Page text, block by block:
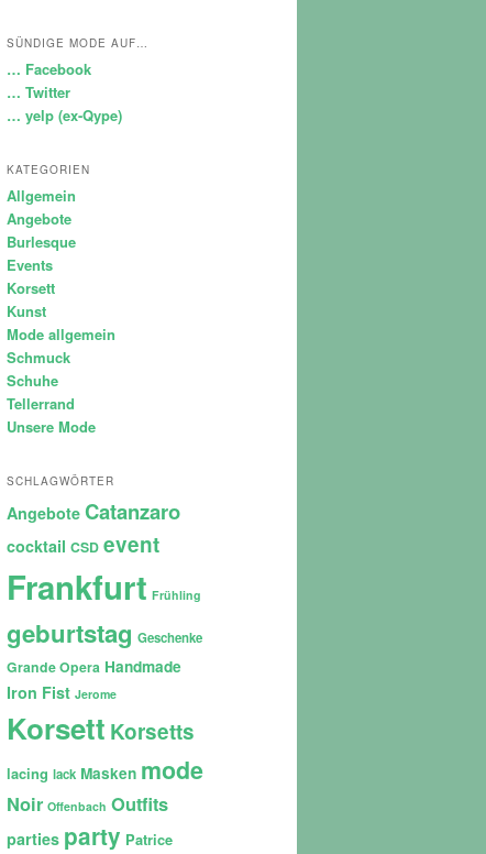
SÜNDIGE MODE AUF…
… Facebook
… Twitter
… yelp (ex-Qype)
KATEGORIEN
Allgemein
Angebote
Burlesque
Events
Korsett
Kunst
Mode allgemein
Schmuck
Schuhe
Tellerrand
Unsere Mode
SCHLAGWÖRTER
Angebote Catanzaro
cocktail CSD event
Frankfurt Frühling
geburtstag Geschenke
Grande Opera Handmade
Iron Fist Jerome
Korsett Korsetts
lacing lack Masken mode
Noir Offenbach Outfits
parties party Patrice